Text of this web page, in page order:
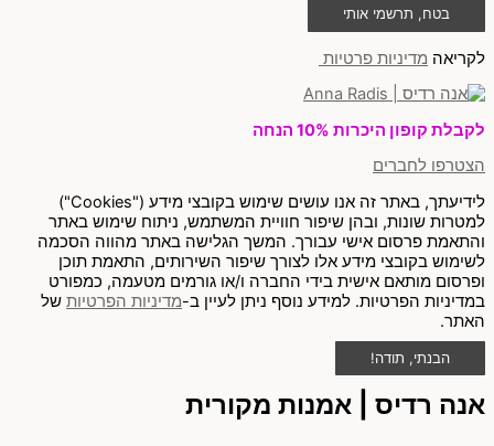
בטח, תרשמי אותי
לקריאה מדיניות פרטיות
לקבלת קופון היכרות 10% הנחה
הצטרפו לחברים
לידיעתך, באתר זה אנו עושים שימוש בקובצי מידע ("Cookies")
למטרות שונות, ובהן שיפור חוויית המשתמש, ניתוח שימוש באתר
והתאמת פרסום אישי עבורך. המשך הגלישה באתר מהווה הסכמה
לשימוש בקובצי מידע אלו לצורך שיפור השירותים, התאמת תוכן
ופרסום מותאם אישית בידי החברה ו/או גורמים מטעמה, כמפורט
במדיניות הפרטיות. למידע נוסף ניתן לעיין ב-מדיניות הפרטיות של
האתר.
הבנתי, תודה!
אנה רדיס | אמנות מקורית